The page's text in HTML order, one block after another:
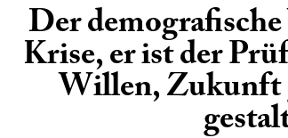
Der
Krise, er ist der
Willen, Zukunft